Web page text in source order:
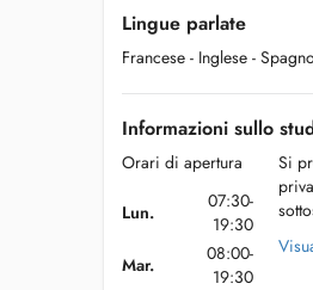
Lingue parlate
Francese - Inglese -
Informazioni sullo
Orari di apertura
Lun.
07:30-
19:30
Mar.
08:00-
19:30
Si